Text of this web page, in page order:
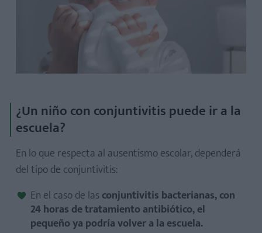
¿Un niño con conjuntivitis puede ir a la
escuela?
En lo que respecta al ausentismo escolar, dependerá
del tipo de conjuntivitis:
En el caso de las conjuntivitis bacterianas, con
24 horas de tratamiento antibiótico, el
pequeño ya podría volver a la escuela.